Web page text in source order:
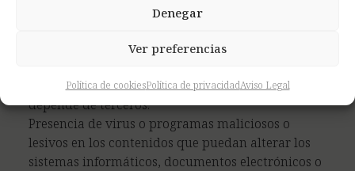
Denegar
Ver preferencias
Política de cookiesPolítica de privacidadAviso Legal
generados en el usuario como consecuencia de
telecomunicaciones que supongan la suspensión,
web, ya que el funcionamiento de estas redes
depende de terceros.
Presencia de virus o programas maliciosos o
lesivos en los contenidos que puedan alterar los
sistemas informáticos, documentos electrónicos o